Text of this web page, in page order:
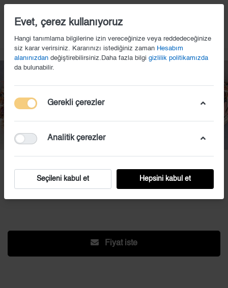
KS (22)
Fiyat iste
Fiyat iste
Evet, çerez kullanıyoruz
Hangi tanımlama bilgilerine izin vereceğinize veya reddedeceğinize
siz karar verirsiniz. Kararınızı istediğiniz zaman Hesabım
alanınızdan değiştirebilirsiniz.Daha fazla bilgi gizlilik politikamızda
da bulunabilir.
Gerekli çerezler
Analitik çerezler
Seçileni kabul et Hepsini kabul et